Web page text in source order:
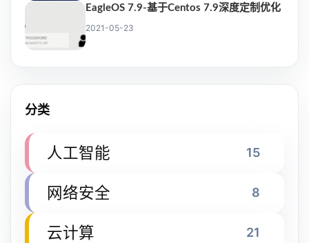
EagleOS 7.9-基于Centos 7.9深度定制优化
2021-05-23
分类
人工智能 15
网络安全 8
云计算 21